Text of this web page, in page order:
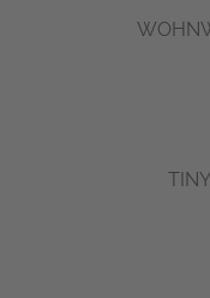
Genießen Sie Ihren
In unserem Speiselokal